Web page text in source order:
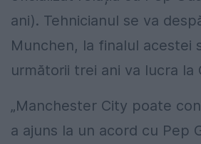
ani). Tehnicianul se va
Munchen, la finalul acestei
următorii trei ani va lucra la
„Manchester City poate
a ajuns la un acord cu Pep